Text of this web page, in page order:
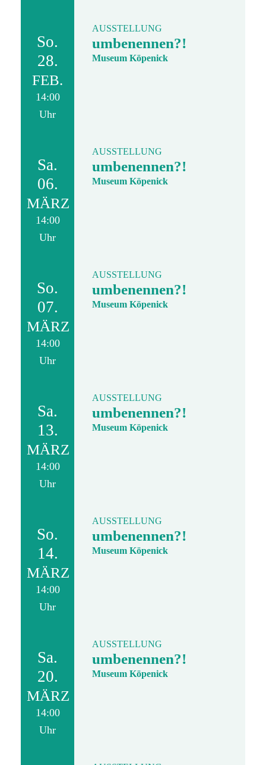
So.
28.
FEB.
14:00
Uhr
AUSSTELLUNG
umbenennen?!
Museum Köpenick
Sa.
06.
MÄRZ
14:00
Uhr
AUSSTELLUNG
umbenennen?!
Museum Köpenick
So.
07.
MÄRZ
14:00
Uhr
AUSSTELLUNG
umbenennen?!
Museum Köpenick
Sa.
13.
MÄRZ
14:00
Uhr
AUSSTELLUNG
umbenennen?!
Museum Köpenick
So.
14.
MÄRZ
14:00
Uhr
AUSSTELLUNG
umbenennen?!
Museum Köpenick
Sa.
20.
MÄRZ
14:00
Uhr
AUSSTELLUNG
umbenennen?!
Museum Köpenick